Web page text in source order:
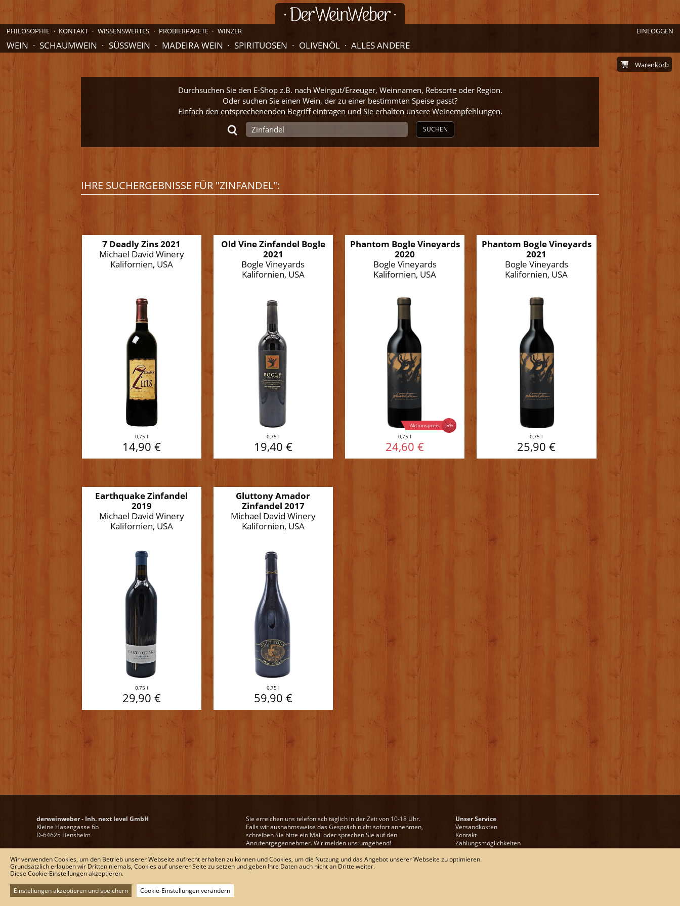
EINLOGGEN
PHILOSOPHIE KONTAKT WISSENSWERTES PROBIERPAKETE WINZER
WEIN SCHAUMWEIN SÜSSWEIN MADEIRA WEIN SPIRITUOSEN OLIVENÖL ALLES ANDERE
Durchsuchen Sie den E-Shop z.B. nach Weingut/Erzeuger, Weinnamen, Rebsorte oder Region.
Oder suchen Sie einen Wein, der zu einer bestimmten Speise passt?
Einfach den entsprechenenden Begriff eintragen und Sie erhalten unsere Weinempfehlungen.
SUCHEN
Warenkorb
IHRE SUCHERGEBNISSE FÜR "ZINFANDEL":
7 Deadly Zins 2021
Michael David Winery
Kalifornien, USA
0,75 l
14,90 €
Old Vine Zinfandel Bogle
2021
Bogle Vineyards
Kalifornien, USA
0,75 l
19,40 €
Phantom Bogle Vineyards
2020
Bogle Vineyards
Kalifornien, USA
-5%
Aktionspreis
0,75 l
24,60 €
Phantom Bogle Vineyards
2021
Bogle Vineyards
Kalifornien, USA
0,75 l
25,90 €
Earthquake Zinfandel
2019
Michael David Winery
Kalifornien, USA
0,75 l
29,90 €
Gluttony Amador
Zinfandel 2017
Michael David Winery
Kalifornien, USA
0,75 l
59,90 €
derweinweber - Inh. next level GmbH
Kleine Hasengasse 6b
D-64625 Bensheim
Fax:
+ 49 (0) 6251-136749
E-Mail:
wein@derweinweber.de
Sie erreichen uns telefonisch täglich in der Zeit von 10-18 Uhr.
Falls wir ausnahmsweise das Gespräch nicht sofort annehmen,
schreiben Sie bitte ein Mail oder sprechen Sie auf den
Anrufentgegennehmer. Wir melden uns umgehend!
Unser Service
Versandkosten
Kontakt
Zahlungsmöglichkeiten
Impressum
Wir verwenden Cookies, um den Betrieb unserer Webseite aufrecht erhalten zu können und Cookies, um die Nutzung und das Angebot unserer Webseite zu optimieren.
Grundsätzlich erlauben wir Dritten niemals, Cookies auf unserer Seite zu setzen und geben Ihre Daten auch nicht an Dritte weiter.
Diese Cookie-Einstellungen akzeptieren.
Einstellungen akzeptieren und speichern
Cookie-Einstellungen verändern